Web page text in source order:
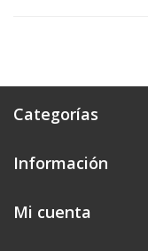
Categorías
Información
Mi cuenta